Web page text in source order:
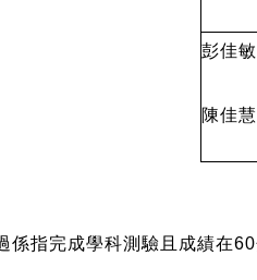
彭佳
陳佳
指完成學科測驗且成績在60